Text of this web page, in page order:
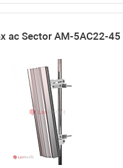
ac Sector AM-5AC22-45